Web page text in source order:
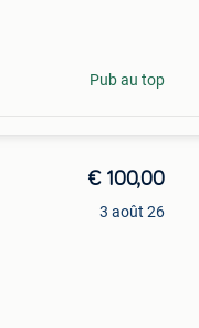
Pub au top
€ 100,00
3 août 26